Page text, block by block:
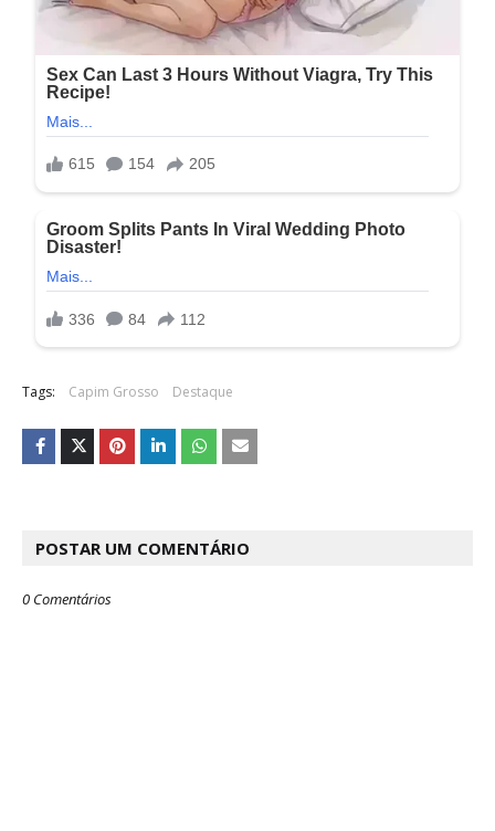
Tags: Capim Grosso Destaque
POSTAR UM COMENTÁRIO
0 Comentários